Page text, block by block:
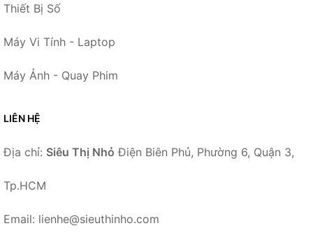
Thiết Bị Số
Máy Vi Tính - Laptop
Máy Ảnh - Quay Phim
LIÊN HỆ
Địa chỉ: Siêu Thị Nhỏ Điện Biên Phủ, Phường 6, Quận 3,
Tp.HCM
Email: lienhe@sieuthinho.com